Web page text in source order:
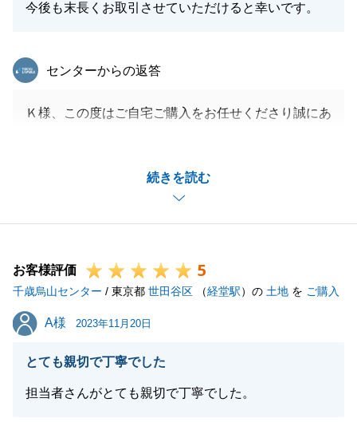
今後も末長くお取引させていただけると幸いです。
続きを読む
東急リバブル
センターからの返答
Ｋ様、この度はご自宅ご購入をお任せくださり誠にあ
ご満足いただけるマンションがご売却に出てくれてい
て、それを逃すことなくご購入いただくことができま
した。
屋との出会いが素晴らしかったのだと感じています。
お引越し後もご満足くださっていると仰っていただい
たこと、担当者として何よりも嬉しいことです。
大切なのはご契約よりもこれからのご生活、これから
もＫ様のお力になれるよう尽力させていただきます。
お客様評価 5
千歳烏山センター / 東京都 世田谷区 （経堂駅）の 土地 を ご購入
A様
A様 2023年11月20日
とても親切で丁寧でした
担当者さんがとても親切で丁寧でした。